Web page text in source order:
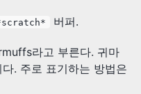
버퍼.
라고 부른다. 귀마
. 주로 표기하는 방법은